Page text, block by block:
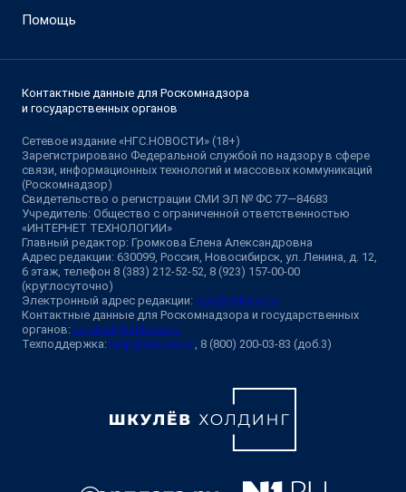
Помощь
Контактные данные для Роскомнадзора
и государственных органов
Сетевое издание «НГС.НОВОСТИ» (18+)
Зарегистрировано Федеральной службой по надзору в сфере
связи, информационных технологий и массовых коммуникаций
(Роскомнадзор)
Свидетельство о регистрации СМИ ЭЛ № ФС 77—84683
Учредитель: Общество с ограниченной ответственностью
«ИНТЕРНЕТ ТЕХНОЛОГИИ»
Главный редактор: Громкова Елена Александровна
Адрес редакции: 630099, Россия, Новосибирск, ул. Ленина, д. 12,
6 этаж, телефон 8 (383) 212-52-52, 8 (923) 157-00-00
(круглосуточно)
Электронный адрес редакции: ngs@shkulev.ru
Контактные данные для Роскомнадзора и государственных
органов: juristnsk@shkulev.ru
Техподдержка: help@shkulev.ru, 8 (800) 200-03-83 (доб.3)